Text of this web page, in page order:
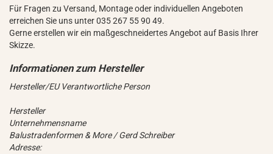
Für Fragen zu Versand, Montage oder individuellen Angeboten
erreichen Sie uns unter 035 267 55 90 49.
Gerne erstellen wir ein maßgeschneidertes Angebot auf Basis Ihrer
Skizze.
Hersteller/EU Verantwortliche Person
Hersteller
Unternehmensname
Balustradenformen & More / Gerd Schreiber
Adresse: